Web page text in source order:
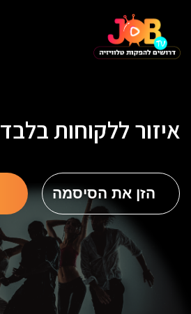
איזור ללקוחות בלבד